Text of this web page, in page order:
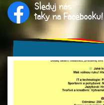
Sleduj nás
taky na Facebooku!